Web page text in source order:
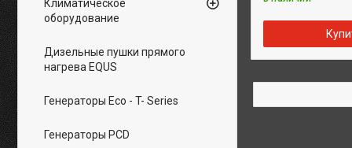
Климатическое
оборудование
Дизельные пушки прямого
нагрева EQUS
Генераторы Eco - T- Series
Генераторы PCD